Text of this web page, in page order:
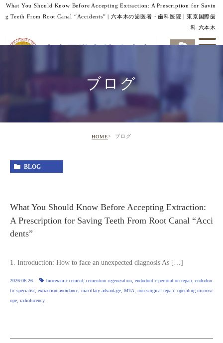
What You Should Know Before Accepting Extraction: A Prescription for Savin
g Teeth From Root Canal “Accidents” | 六本木の歯医者・歯科医院 | 東京国際歯
科 六本木
ブログ
HOME ブログ
BLOG
What You Should Know Before Accepting Extraction:
A Prescription for Saving Teeth From Root Canal “Acci
dents”
1. Introduction: How to face an unexpected diagnosis As […]
2026.06.26 bioceramic cement, cementum regeneration, endodontic perforation repair, endodon
tic specialist, extraction avoidance, maxillary advantage, MTA, non‑surgical repair, operating microsc
ope, radiolucency